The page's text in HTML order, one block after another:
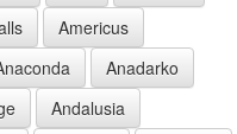
Americus
Anadarko
Andalusia